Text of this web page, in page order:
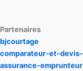
Partenaires
bjcourtage
comparateur-et-
assurance-